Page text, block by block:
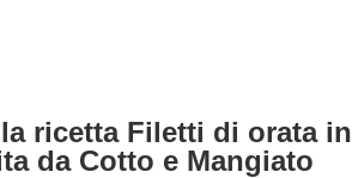
ricetta Filetti di orata in
da Cotto e Mangiato